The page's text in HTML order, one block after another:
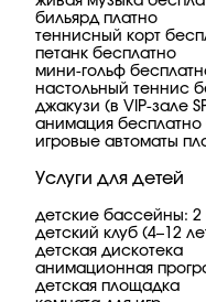
бильярд платно
теннисный корт
петанк бесплатно
мини-гольф
настольный теннис
джакузи (в VIP-зале
анимация бесплатно
игровые автоматы
Услуги для детей
детские бассейны: 2
детский клуб (4–12
детская дискотека
анимационная
детская площадка